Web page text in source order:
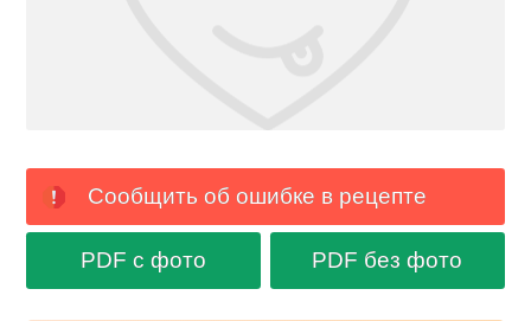
Сообщить об ошибке в рецепте
PDF с фото PDF без фото